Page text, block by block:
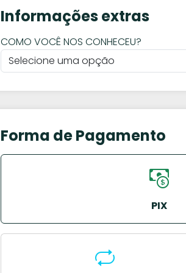
Informações extras
COMO VOCÊ NOS CONHECEU?
Forma de Pagamento
PIX